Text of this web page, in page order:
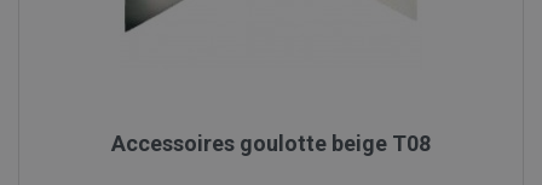
Accessoires goulotte beige T08